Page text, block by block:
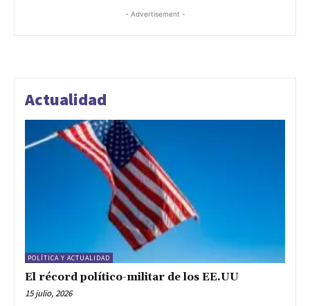
- Advertisement -
Actualidad
POLÍTICA Y ACTUALIDAD
El récord político-militar de los EE.UU
15 julio, 2026